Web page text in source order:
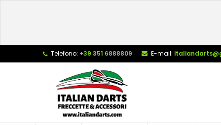
Telefono: +39 351 6888809 E-mail: add_circle_outline